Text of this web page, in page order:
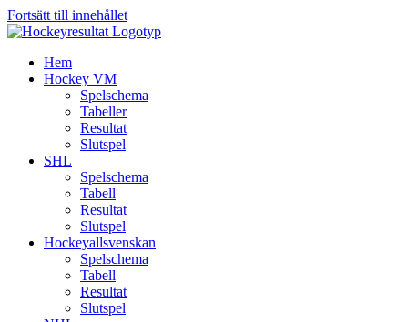
Fortsätt till innehållet
Hem
Hockey VM
Spelschema
Tabeller
Resultat
Slutspel
SHL
Spelschema
Tabell
Resultat
Slutspel
Hockeyallsvenskan
Spelschema
Tabell
Resultat
Slutspel